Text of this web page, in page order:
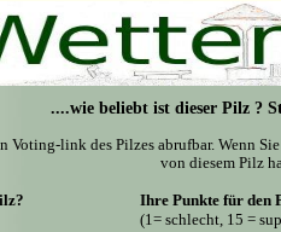
....wie beliebt ist dieser Pilz ?
Voting-link des Pilzes abrufbar. Wenn
von diesem Pilz
Ihre Punkte für den
(1= schlecht, 15 =